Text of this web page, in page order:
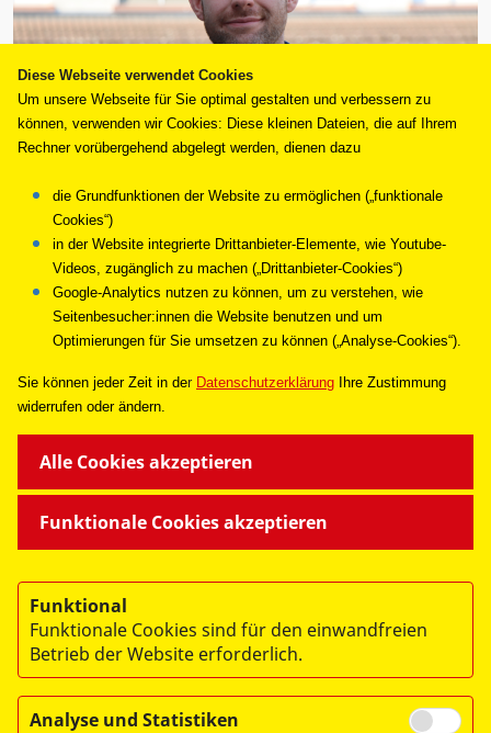
Maximilian Demuth
Breitenausbildung/Erste Hilfe
Tel.:069 / 31 40 72 - 13
Mobil Nummer:0151 / 19 78 65 34
Fax: 069 / 31 40 72 - 22
breitenausbildung@asb-frankfurt.de
Arbeiter-Samariter-Bund
Landesverband Hessen e.V. –
Regionalverband Frankfurt
60314 Frankfurt am Main
UNSERE ANGEBOTE
Diese Webseite verwendet Cookies
Um unsere Webseite für Sie optimal gestalten und verbessern zu
können, verwenden wir Cookies: Diese kleinen Dateien, die auf Ihrem
Rechner vorübergehend abgelegt werden, dienen dazu
die Grundfunktionen der Website zu ermöglichen („funktionale
Cookies“)
in der Website integrierte Drittanbieter-Elemente, wie Youtube-
Videos, zugänglich zu machen („Drittanbieter-Cookies“)
Google-Analytics nutzen zu können, um zu verstehen, wie
Seitenbesucher:innen die Website benutzen und um
Optimierungen für Sie umsetzen zu können („Analyse-Cookies“).
Sie können jeder Zeit in der Datenschutzerklärung
Ihre Zustimmung
widerrufen oder ändern.
Funktionale Cookies akzeptieren
Alle Cookies akzeptieren
Funktional
Funktionale Cookies sind für den einwandfreien
Betrieb der Website erforderlich.
Analyse und Statistiken